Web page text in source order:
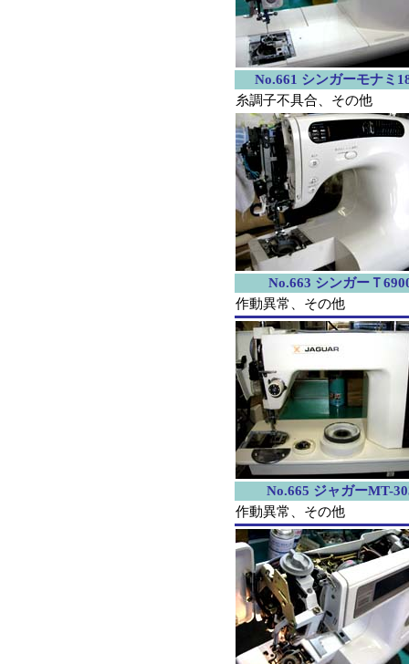
No.661 シンガーモナミ
糸調子不具合、その他
No.663 シンガーＴ
作動異常、その他
No.665 ジャガーMT-
作動異常、その他